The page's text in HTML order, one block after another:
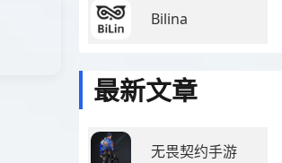
Bilina
最新文章
无畏契约手游